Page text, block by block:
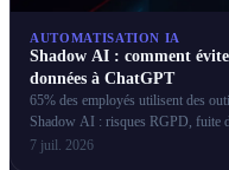
AUTOMATISATION IA
Shadow AI : comment
données à ChatGPT
65% des employés utilisent des
Shadow AI : risques RGPD, fuite
françaises.
7 juil. 2026